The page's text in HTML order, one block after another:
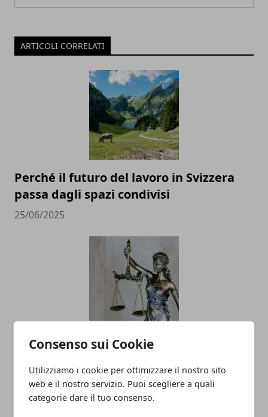
Consenso sui Cookie
Utilizziamo i cookie per ottimizzare il nostro sito
web e il nostro servizio. Puoi scegliere a quali
categorie dare il tuo consenso.
ARTICOLI CORRELATI
Perché il futuro del lavoro in Svizzera
passa dagli spazi condivisi
25/06/2025
Investire in ADV: nuovi clienti e
02/05/2025